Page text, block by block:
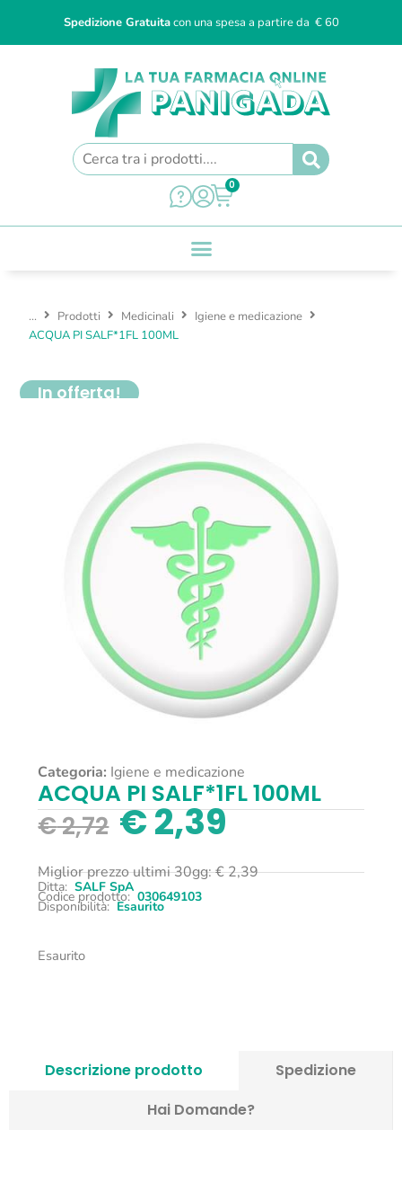
Spedizione Gratuitacon una spesa a partire da € 60
0
... Prodotti Medicinali
Igiene e medicazione
ACQUA PI SALF*1FL 100ML
In offerta!
Categoria: Igiene e medicazione
ACQUA PI SALF*1FL 100ML
€2,72 €2,39
Miglior prezzo ultimi 30gg:€2,39
Ditta: SALF SpA
Codice prodotto: 030649103
Disponibilità: Esaurito
Esaurito
Descrizione prodotto
Spedizione
Hai Domande?